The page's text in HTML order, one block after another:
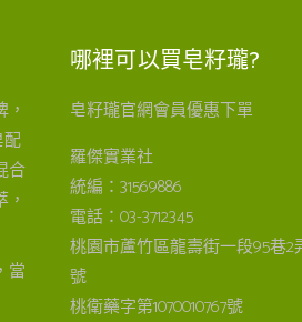
合
當
哪裡可以買皂籽瓏?
皂籽瓏官網會員優惠下單
羅傑實業社
統編：31569886
電話：03-3712345
桃園市蘆竹區龍壽街一段95巷2
號
桃衛藥字第1070010767號